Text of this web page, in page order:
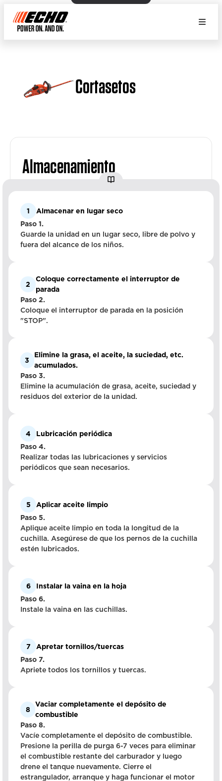
Cortasetos
Almacenamiento
1
Almacenar en lugar seco
Paso 1.
Guarde la unidad en un lugar seco, libre de polvo y
fuera del alcance de los niños.
2
Coloque correctamente el interruptor de
parada
Paso 2.
Coloque el interruptor de parada en la posición
"STOP".
3
Elimine la grasa, el aceite, la suciedad, etc.
acumulados.
Paso 3.
Elimine la acumulación de grasa, aceite, suciedad y
residuos del exterior de la unidad.
4
Lubricación periódica
Paso 4.
Realizar todas las lubricaciones y servicios
periódicos que sean necesarios.
5
Aplicar aceite limpio
Paso 5.
Aplique aceite limpio en toda la longitud de la
cuchilla. Asegúrese de que los pernos de la cuchilla
estén lubricados.
6
Instalar la vaina en la hoja
Paso 6.
Instale la vaina en las cuchillas.
7
Apretar tornillos/tuercas
Paso 7.
Apriete todos los tornillos y tuercas.
8
Vaciar completamente el depósito de
combustible
Paso 8.
Vacíe completamente el depósito de combustible.
Presione la perilla de purga 6-7 veces para eliminar
el combustible restante del carburador y luego
drene el tanque nuevamente. Cierre el
estrangulador, arranque y haga funcionar el motor